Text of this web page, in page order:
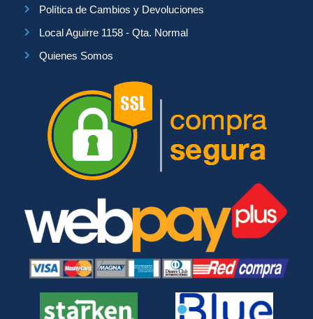
Política de Cambios y Devoluciones
Local Aguirre 1158 - Qta. Normal
Quienes Somos